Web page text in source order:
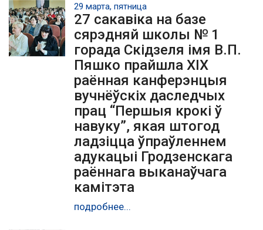
29 марта, пятница
27 сакавіка на базе
сярэдняй школы № 1
горада Скідзеля імя В.П.
Пяшко прайшла ХІХ
раённая канферэнцыя
вучнёўскіх даследчых
прац “Першыя крокі ў
навуку”, якая штогод
ладзіцца ўпраўленнем
адукацыі Гродзенскага
раённага выканаўчага
камітэта
подробнее...